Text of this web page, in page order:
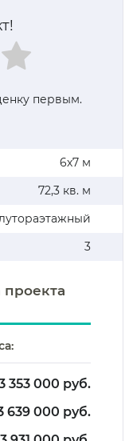
первым.
6х7 м
72,3 кв. м
3
проекта
353 000 руб.
639 000 руб.